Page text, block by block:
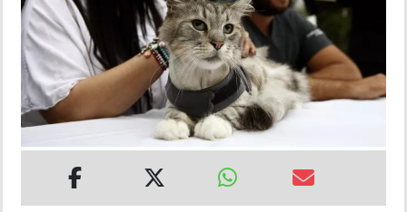
MULTIMEDIA
IMPRESO